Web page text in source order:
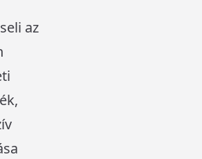
az